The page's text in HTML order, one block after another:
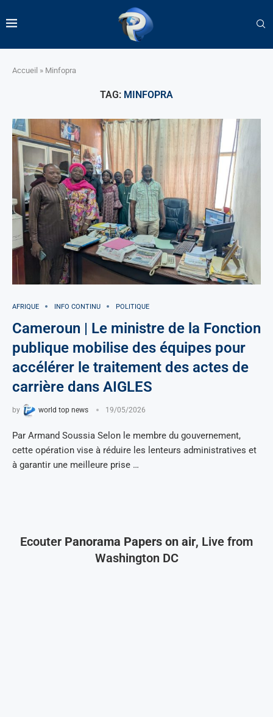
Accueil » Minfopra
TAG: MINFOPRA
AFRIQUE INFO CONTINU POLITIQUE
Cameroun | Le ministre de la Fonction
publique mobilise des équipes pour
accélérer le traitement des actes de
carrière dans AIGLES
by world top news 19/05/2026
Par Armand Soussia Selon le membre du gouvernement,
cette opération vise à réduire les lenteurs administratives et
à garantir une meilleure prise …
Ecouter Panorama Papers on air, Live from
Washington DC